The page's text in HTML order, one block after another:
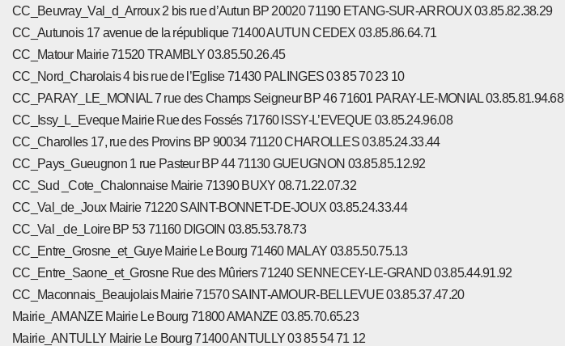
CC_Beuvray_Val_d_Arroux 2 bis rue d’Autun BP 20020 71190 ETANG-SUR-ARROUX 03.85.82.38.29
CC_Autunois 17 avenue de la république 71400 AUTUN CEDEX 03.85.86.64.71
CC_Matour Mairie 71520 TRAMBLY 03.85.50.26.45
CC_Nord_Charolais 4 bis rue de l’Eglise 71430 PALINGES 03 85 70 23 10
CC_PARAY_LE_MONIAL 7 rue des Champs Seigneur BP 46 71601 PARAY-LE-MONIAL 03.85.81.94.68
CC_Issy_L_Eveque Mairie Rue des Fossés 71760 ISSY-L’EVEQUE 03.85.24.96.08
CC_Charolles 17, rue des Provins BP 90034 71120 CHAROLLES 03.85.24.33.44
CC_Pays_Gueugnon 1 rue Pasteur BP 44 71130 GUEUGNON 03.85.85.12.92
CC_Sud _Cote_Chalonnaise Mairie 71390 BUXY 08.71.22.07.32
CC_Val_de_Joux Mairie 71220 SAINT-BONNET-DE-JOUX 03.85.24.33.44
CC_Val _de_Loire BP 53 71160 DIGOIN 03.85.53.78.73
CC_Entre_Grosne_et_Guye Mairie Le Bourg 71460 MALAY 03.85.50.75.13
CC_Entre_Saone_et_Grosne Rue des Mûriers 71240 SENNECEY-LE-GRAND 03.85.44.91.92
CC_Maconnais_Beaujolais Mairie 71570 SAINT-AMOUR-BELLEVUE 03.85.37.47.20
Mairie_AMANZE Mairie Le Bourg 71800 AMANZE 03.85.70.65.23
Mairie_ANTULLY Mairie Le Bourg 71400 ANTULLY 03 85 54 71 12